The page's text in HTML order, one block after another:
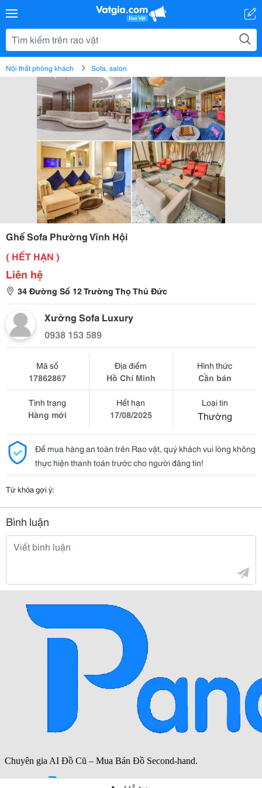
Nội thất phòng khách Sofa, salon
Ghế Sofa Phường Vĩnh Hội
( HẾT HẠN )
Liên hệ
34 Đường Số 12 Trường Thọ Thủ Đức
Xưởng Sofa Luxury
0938 153 589
Mã số
17862867
Địa điểm
Hồ Chí Minh
Hình thức
Cần bán
Tình trạng
Hàng mới
Hết hạn
17/08/2025
Loại tin
Thường
Để mua hàng an toàn trên Rao vặt, quý khách vui lòng không
thực hiện thanh toán trước cho người đăng tin!
Từ khóa gợi ý:
Bình luận